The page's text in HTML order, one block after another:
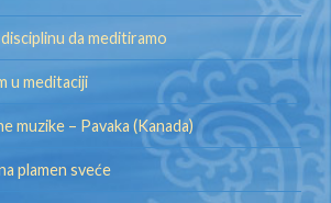
da meditiramo
u meditaciji
muzike – Pavaka (Kanada)
plamen sveće